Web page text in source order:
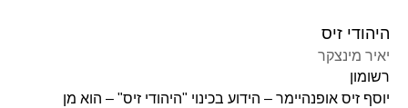
היהודי זיס
יאיר מינצקר
רשומון
יוסף זיס אופנהיימר – הידוע בכינוי "היהודי זיס" – הוא מן